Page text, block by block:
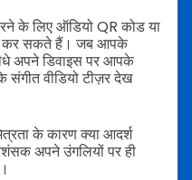
के लिए ऑडियो QR कोड या
कर सकते हैं। जब आपके
अपने डिवाइस पर आपके
वीडियो टीज़र देख
के कारण क्या आदर्श
अपने उंगलियों पर ही